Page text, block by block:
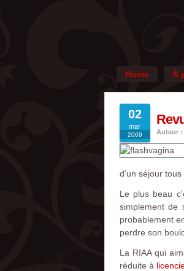
Home À
02
mar
2009 Auteur :
d’un séjour
Le plus beau
simplement de
probablement
perdre son
La RIAA qui
réduite à